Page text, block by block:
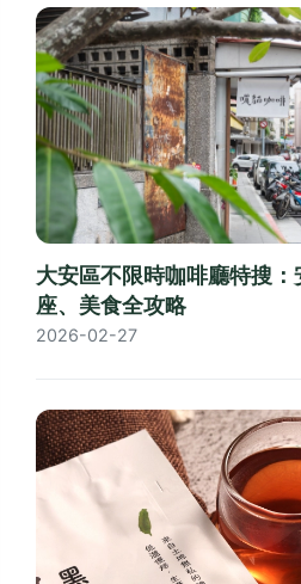
大安區不限時咖啡廳特搜：
座、美食全攻略
2026-02-27